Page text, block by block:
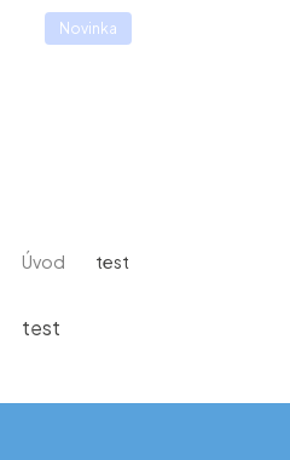
Novinka
Úvod test
test